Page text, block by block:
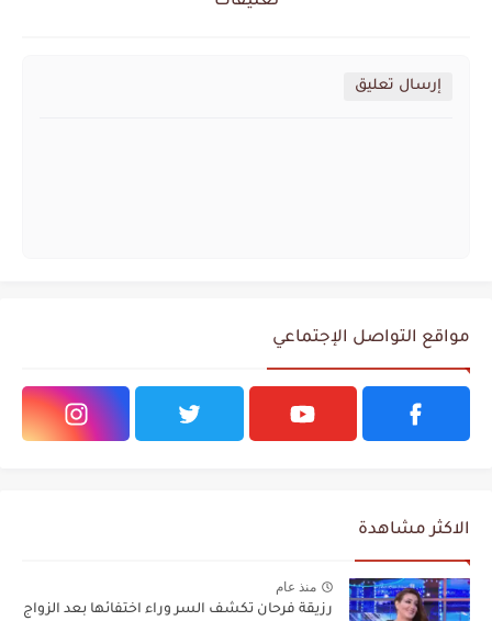
إرسال تعليق
مواقع التواصل الإجتماعي
الاكثر مشاهدة
منذ عام
رزيقة فرحان تكشف السر وراء اختفائها بعد الزواج